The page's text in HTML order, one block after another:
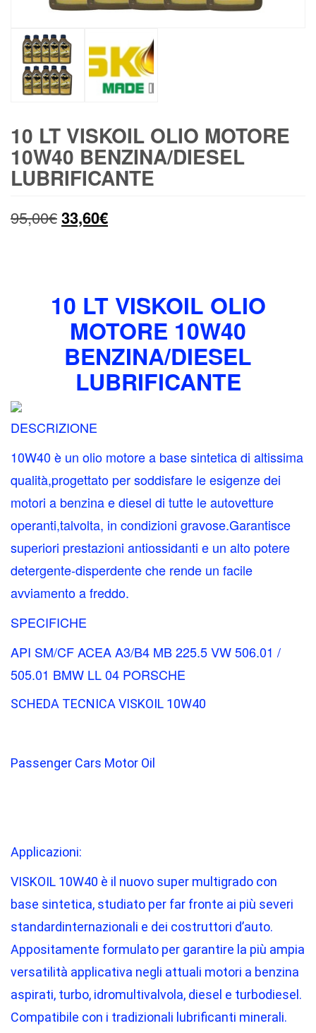
10 LT VISKOIL OLIO MOTORE
10W40 BENZINA/DIESEL
LUBRIFICANTE
95,00€Il
era:
95,00€.
33,60€Il
è:
33,60€.
10 LT VISKOIL OLIO
MOTORE 10W40
BENZINA/DIESEL
LUBRIFICANTE
DESCRIZIONE
10W40 è un olio motore a base sintetica di altissima
qualità,progettato per soddisfare le esigenze dei
motori a benzina e diesel di tutte le autovetture
operanti,talvolta, in condizioni gravose.Garantisce
superiori prestazioni antiossidanti e un alto potere
detergente-disperdente che rende un facile
avviamento a freddo.
SPECIFICHE
API SM/CF ACEA A3/B4 MB 225.5 VW 506.01 /
505.01 BMW LL 04 PORSCHE
SCHEDA TECNICA VISKOIL 10W40
Passenger Cars Motor Oil
Applicazioni:
VISKOIL 10W40 è il nuovo super multigrado con
base sintetica, studiato per far fronte ai più severi
standardinternazionali e dei costruttori d’auto.
Appositamente formulato per garantire la più ampia
versatilità applicativa negli attuali motori a benzina
aspirati, turbo, idromultivalvola, diesel e turbodiesel.
Compatibile con i tradizionali lubrificanti minerali.